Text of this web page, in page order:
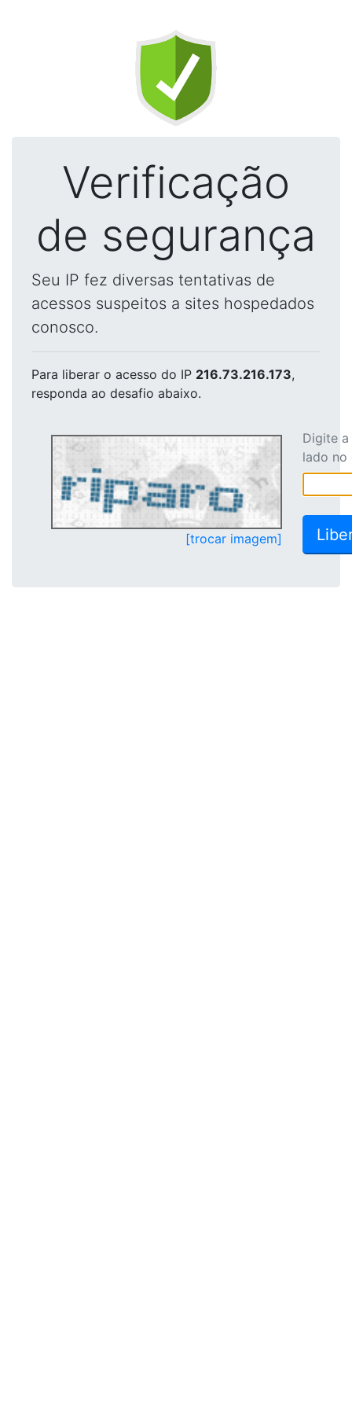
Verificação
de segurança
Seu IP fez diversas tentativas de
acessos suspeitos a sites hospedados
conosco.
Para liberar o acesso do IP 216.73.216.173,
responda ao desafio abaixo.
[trocar imagem]
Digite
lado no